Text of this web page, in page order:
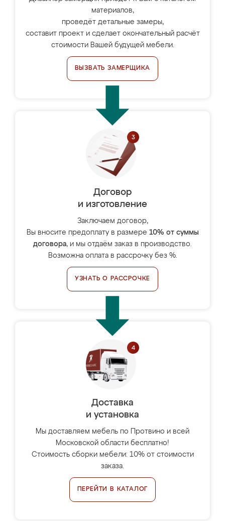
материалов,
проведёт детальные замеры,
составит проект и сделает окончательный расчёт
стоимости Вашей будущей мебели.
ВЫЗВАТЬ ЗАМЕРЩИКА
Договор
и изготовление
Заключаем договор,
Вы вносите предоплату в размере 10% от суммы
договора, и мы отдаём заказ в производство.
Возможна оплата в рассрочку без %.
УЗНАТЬ О РАССРОЧКЕ
Доставка
и установка
Мы доставляем мебель по Протвино и всей
Московской области бесплатно!
Стоимость сборки мебели: 10% от стоимости
заказа.
ПЕРЕЙТИ В КАТАЛОГ